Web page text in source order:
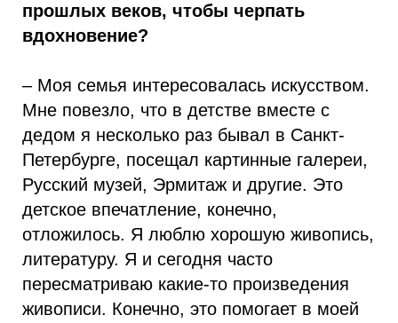
прошлых веков, чтобы черпать
вдохновение?
– Моя семья интересовалась искусством.
Мне повезло, что в детстве вместе с
дедом я несколько раз бывал в Санкт-
Петербурге, посещал картинные галереи,
Русский музей, Эрмитаж и другие. Это
детское впечатление, конечно,
отложилось. Я люблю хорошую живопись,
литературу. Я и сегодня часто
пересматриваю какие-то произведения
живописи. Конечно, это помогает в моей